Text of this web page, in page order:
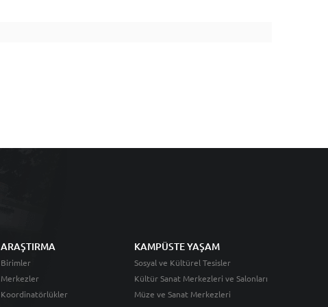
ARAŞTIRMA
Birimler
Merkezler
Koordinatörlükler
KAMPÜSTE YAŞAM
Sosyal ve Kültürel Tesisler
Kültür Sanat Merkezleri ve Salonları
Müze ve Sanat Merkezleri